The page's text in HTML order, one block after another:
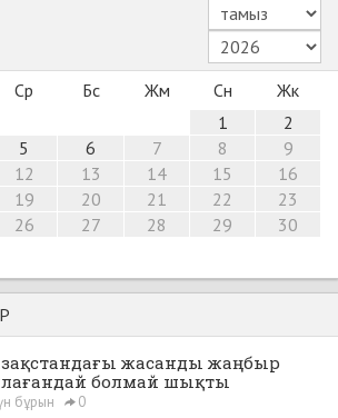
Ср Бс Жм Сн
Жк
1
2
5 6 7 8
9
12 13 14 15
16
19 20 21 22
23
26 27 28 29
30
жасанды жаңбыр
болмай шықты
бұрын 0